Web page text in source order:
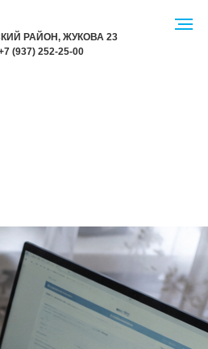
РАЙОН, ЖУКОВА 23
(937) 252-25-00